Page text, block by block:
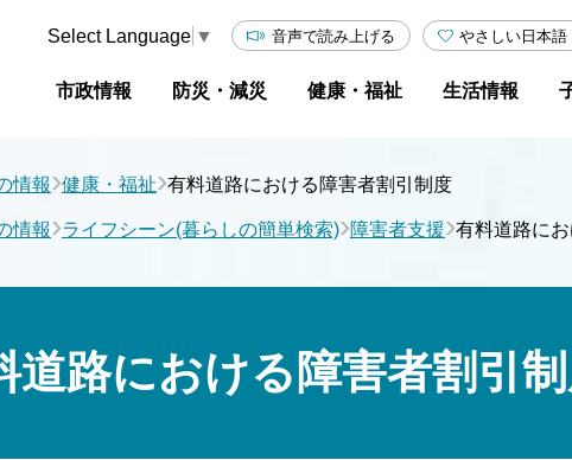
Select Language ▼ 音声で読み上げる やさしい日本語
市政情報 防災・減災 健康・福祉 生活情報
情報›健康・福祉›有料道路における障害者割引制度
情報›ライフシーン(暮らしの簡単検索)›障害者支援›有料道路に
道路における障害者割引